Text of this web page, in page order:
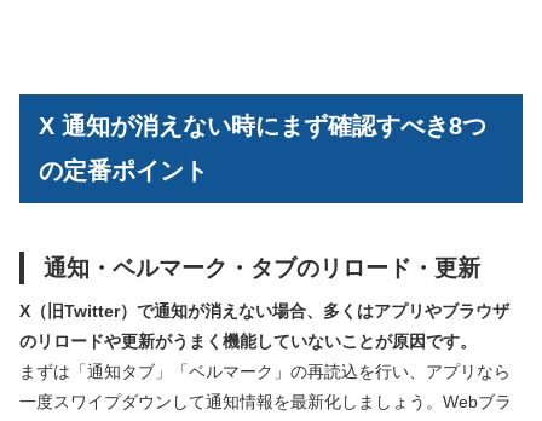
X 通知が消えない時にまず確認すべき8つ
の定番ポイント
通知・ベルマーク・タブのリロード・更新
X（旧Twitter）で通知が消えない場合、多くはアプリやブラウザ
のリロードや更新がうまく機能していないことが原因です。
まずは「通知タブ」「ベルマーク」の再読込を行い、アプリなら
一度スワイプダウンして通知情報を最新化しましょう。Webブラ